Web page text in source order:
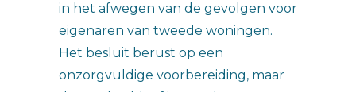
in het afwegen van de gevolgen voor
eigenaren van tweede woningen.
Het besluit berust op een
onzorgvuldige voorbereiding, maar